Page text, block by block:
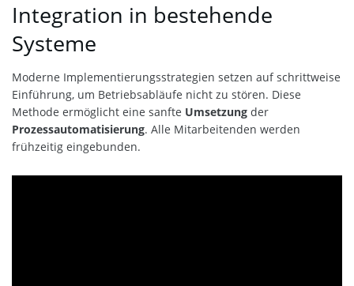
Integration in bestehende
Systeme
Moderne Implementierungsstrategien setzen auf schrittweise
Einführung, um Betriebsabläufe nicht zu stören. Diese
Methode ermöglicht eine sanfte Umsetzung der
Prozessautomatisierung. Alle Mitarbeitenden werden
frühzeitig eingebunden.